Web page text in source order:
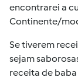
encontrarei a
Continente/
Se tiverem
sejam
receita de